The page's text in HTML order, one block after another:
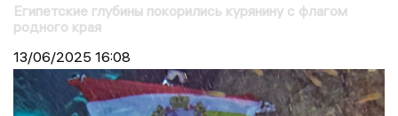
Египетские глубины покорились курянину с флагом
родного края
13/06/2025 16:08